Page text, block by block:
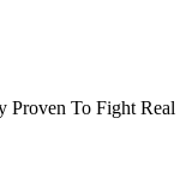
Proven To Fight Real